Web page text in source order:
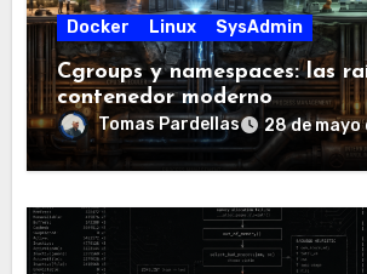
Docker Linux SysAdmin
Cgroups y namespaces: las
contenedor moderno
Tomas Pardellas 28 de mayo